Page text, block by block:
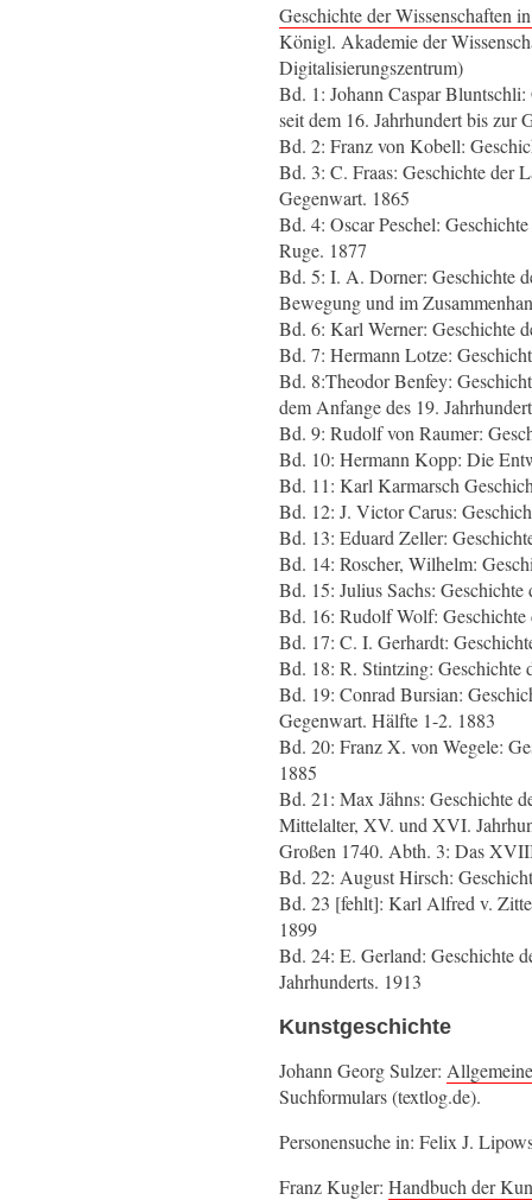
Geschichte der Wissenschaften
Königl. Akademie der
Digitalisierungszentrum)
Bd. 1: Johann Caspar
seit dem 16. Jahrhundert bis zur
Bd. 2: Franz von Kobell:
Bd. 3: C. Fraas: Geschichte der
Gegenwart. 1865
Bd. 4: Oscar Peschel:
Ruge. 1877
Bd. 5: I. A. Dorner: Geschichte
Bewegung und im
Bd. 6: Karl Werner: Geschichte
Bd. 7: Hermann Lotze:
Bd. 8:Theodor Benfey:
dem Anfange des 19.
Bd. 9: Rudolf von Raumer:
Bd. 10: Hermann Kopp: Die
Bd. 11: Karl Karmarsch
Bd. 12: J. Victor Carus:
Bd. 13: Eduard Zeller:
Bd. 14: Roscher, Wilhelm:
Bd. 15: Julius Sachs:
Bd. 16: Rudolf Wolf:
Bd. 17: C. I. Gerhardt:
Bd. 18: R. Stintzing: Geschichte
Bd. 19: Conrad Bursian:
Gegenwart. Hälfte 1-2. 1883
Bd. 20: Franz X. von Wegele:
1885
Bd. 21: Max Jähns: Geschichte
Mittelalter, XV. und XVI.
Großen 1740. Abth. 3: Das
Bd. 22: August Hirsch:
Bd. 23 [fehlt]: Karl Alfred v.
1899
Bd. 24: E. Gerland: Geschichte
Jahrhunderts. 1913
Kunstgeschichte
Johann Georg Sulzer:
Suchformulars (textlog.de).
Personensuche in: Felix J.
Franz Kugler:Handbuch der